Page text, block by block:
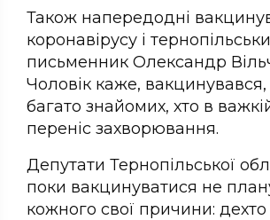
Також напередодні
коронавірусу і
письменник Олександр
Чоловік каже,
багато знайомих, хто в
переніс захворювання.
Депутати Тернопільської
поки вакцинуватися не
кожного свої причини: